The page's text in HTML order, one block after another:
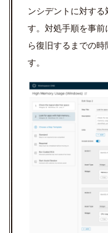
ンシデントに対す
す。対処手順を事
ら復旧するまでの
す。